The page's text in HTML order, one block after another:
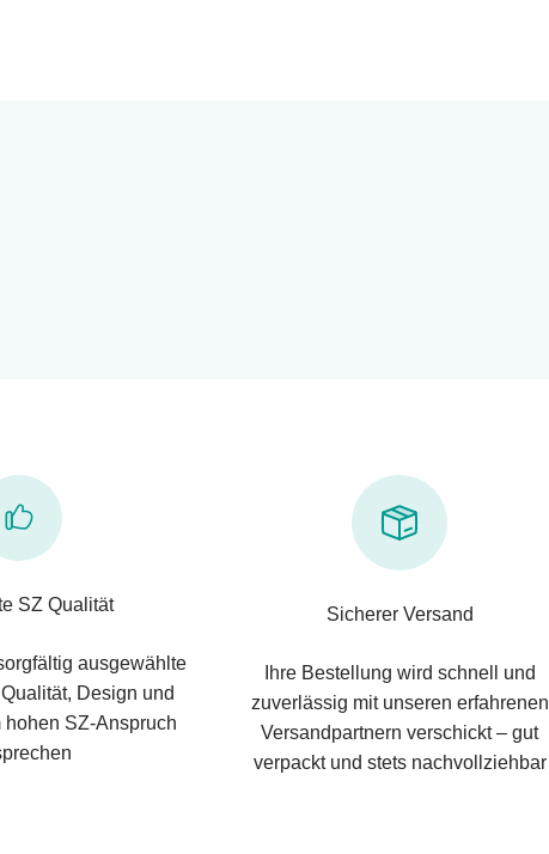
SZ Qualität
ausgewählte
Design und
hohen SZ-Anspruch
Sicherer Versand
Ihre Bestellung wird schnell und
zuverlässig mit unseren erfahrenen
Versandpartnern verschickt – gut
verpackt und stets nachvollziehbar